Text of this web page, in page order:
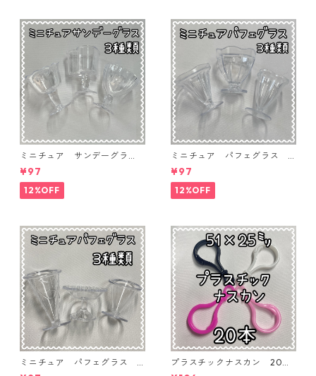
ミニチュア サンデーグラ
ス 3個入り【MNT-GLS-3P-
04】
¥97
12%OFF
ミニチュア パフェグラス 3
個入り【MNT-GLS-3P-03】
¥97
12%OFF
ミニチュア パフェグラス 3
個入り【MNT-GLS-3P-02】
プラスチックナスカン 20本
入り【PK-20】